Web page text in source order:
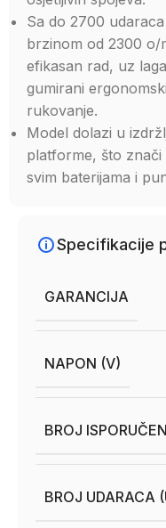
Sa do 2700
brzinom od 2300 o/
efikasan rad, uz
gumirani
rukovanje.
Model dolazi u
platforme, što
svim baterijama i
Specifikacije
GARANCIJA
NAPON (V)
BROJ
BROJ UDARACA